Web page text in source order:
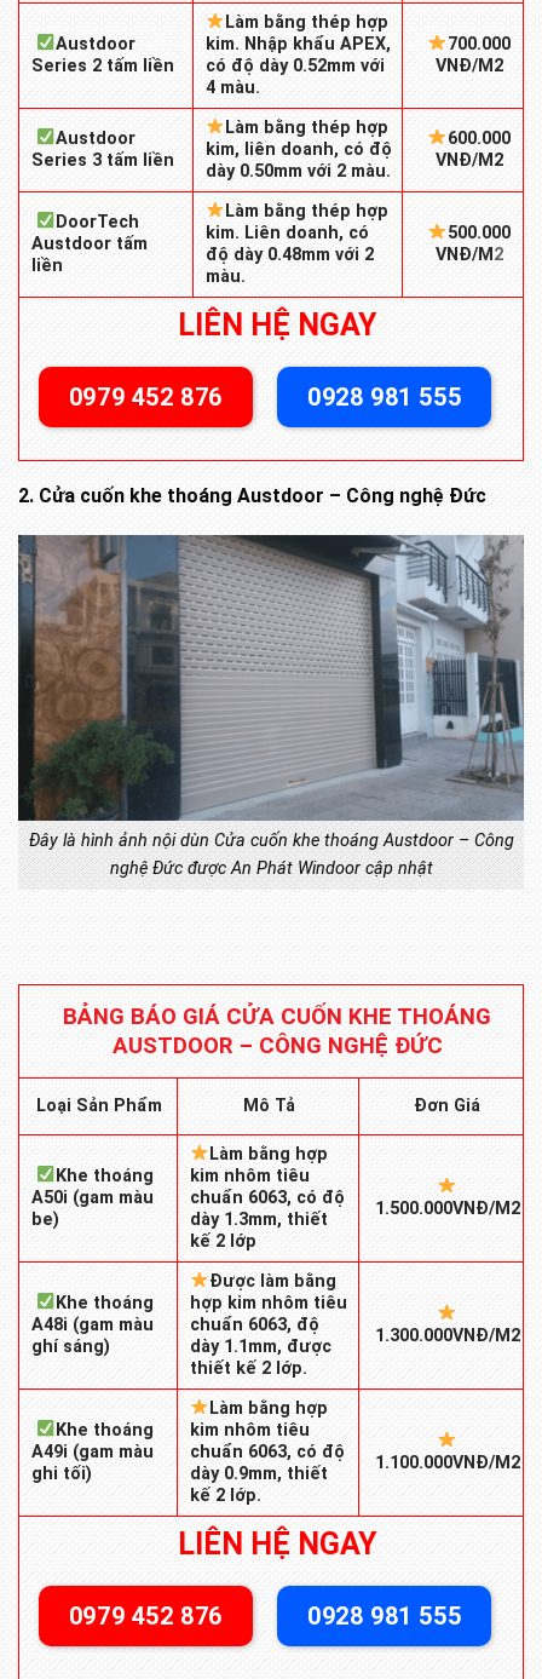
Austdoor
Series 2 tấm liền
Làm bằng thép hợp
kim. Nhập khẩu APEX,
có độ dày 0.52mm với
4 màu.
700.000
VNĐ/M2
Austdoor
Series 3 tấm liền
Làm bằng thép hợp
kim, liên doanh, có độ
dày 0.50mm với 2 màu.
600.000
VNĐ/M2
DoorTech
Austdoor tấm
liền
Làm bằng thép hợp
kim. Liên doanh, có
độ dày 0.48mm với 2
màu.
500.000
VNĐ/M 2
LIÊN HỆ NGAY
0979 452 876 0928 981 555
2. Cửa cuốn khe thoáng Austdoor – Công nghệ Đức
Đây là hình ảnh nội dùn Cửa cuốn khe thoáng Austdoor – Công
nghệ Đức được An Phát Windoor cập nhật
BẢNG BÁO GIÁ CỬA CUỐN KHE THOÁNG
AUSTDOOR – CÔNG NGHỆ ĐỨC
Loại Sản Phẩm Mô Tả Đơn Giá
Khe thoáng
A50i (gam màu
be)
Làm bằng hợp
kim nhôm tiêu
chuẩn 6063, có độ
dày 1.3mm, thiết
kế 2 lớp
1.500.000VNĐ/M2
Khe thoáng
A48i (gam màu
ghí sáng)
Được làm bằng
hợp kim nhôm tiêu
chuẩn 6063, độ
dày 1.1mm, được
thiết kế 2 lớp.
1.300.000VNĐ/M2
Khe thoáng
A49i (gam màu
ghi tối)
Làm bằng hợp
kim nhôm tiêu
chuẩn 6063, có độ
dày 0.9mm, thiết
kế 2 lớp.
1.100.000VNĐ/M2
LIÊN HỆ NGAY
0979 452 876 0928 981 555